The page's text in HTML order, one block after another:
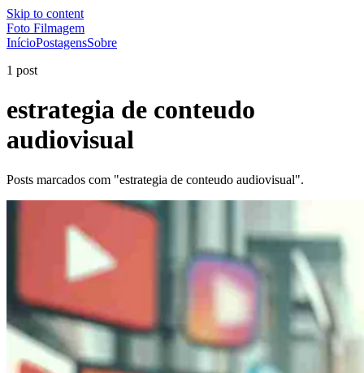
Skip to content
Foto Filmagem
InícioPostagensSobre
1 post
estrategia de conteudo
audiovisual
Posts marcados com "estrategia de conteudo audiovisual".